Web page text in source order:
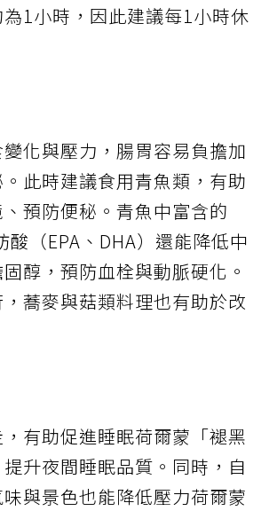
1小時，因此建議每1小時休
化與壓力，腸胃容易負擔加
此時建議食用青魚類，有助
預防便秘。青魚中富含的
（EPA、DHA）還能降低中
醇，預防血栓與動脈硬化。
蕎麥與菇類料理也有助於改
有助促進睡眠荷爾蒙「褪黑
升夜間睡眠品質。同時，自
與景色也能降低壓力荷爾蒙